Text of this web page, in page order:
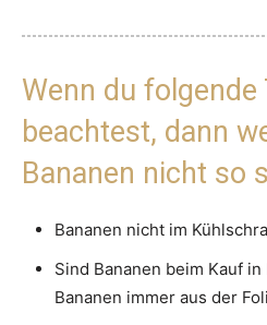
Wenn du folgende
beachtest, dann
Bananen nicht so
Bananen nicht im
Sind Bananen beim Kauf
Bananen immer aus der